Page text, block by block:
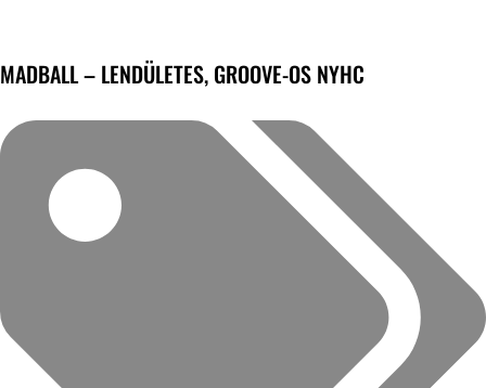
MADBALL – LENDÜLETES, GROOVE-OS NYHC